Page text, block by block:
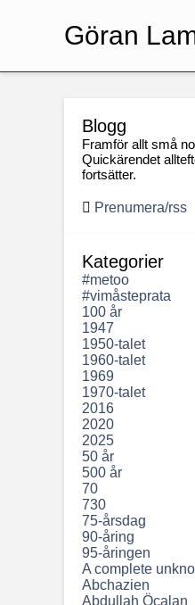
Blogg
Framför allt små
Quickärendet
fortsätter.
Prenumera/rss
Kategorier
#metoo
#vimåsteprata
100 år
1947
1950-talet
1960-talet
1969
1970-talet
2016
2020
2025
50 år
500 år
70
730
75-årsdag
90-åring
95-åringen
A complete
Abchazien
Abdullah Öcalan
Göran